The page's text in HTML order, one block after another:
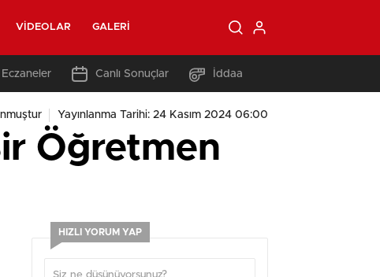
VIDEOLAR GALERI
Eczaneler Canlı Sonuçlar İddaa
Yayınlanma Tarihi: 24 Kasım 2024 06:00
Öğretmen
HIZLI YORUM YAP